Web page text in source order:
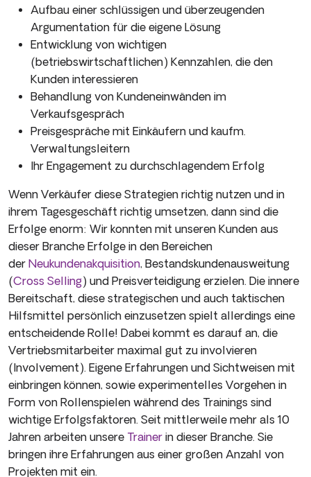
Aufbau einer schlüssigen und überzeugenden
Argumentation für die eigene Lösung
Entwicklung von wichtigen
(betriebswirtschaftlichen) Kennzahlen, die den
Kunden interessieren
Behandlung von Kundeneinwänden im
Verkaufsgespräch
Preisgespräche mit Einkäufern und kaufm.
Verwaltungsleitern
Ihr Engagement zu durchschlagendem Erfolg
Wenn Verkäufer diese Strategien richtig nutzen und in
ihrem Tagesgeschäft richtig umsetzen, dann sind die
Erfolge enorm: Wir konnten mit unseren Kunden aus
dieser Branche Erfolge in den Bereichen
der Neukundenakquisition, Bestandskundenausweitung
(Cross Selling) und Preisverteidigung erzielen. Die innere
Bereitschaft, diese strategischen und auch taktischen
Hilfsmittel persönlich einzusetzen spielt allerdings eine
entscheidende Rolle! Dabei kommt es darauf an, die
Vertriebsmitarbeiter maximal gut zu involvieren
(Involvement). Eigene Erfahrungen und Sichtweisen mit
einbringen können, sowie experimentelles Vorgehen in
Form von Rollenspielen während des Trainings sind
wichtige Erfolgsfaktoren. Seit mittlerweile mehr als 10
Jahren arbeiten unsere Trainer in dieser Branche. Sie
bringen ihre Erfahrungen aus einer großen Anzahl von
Projekten mit ein.